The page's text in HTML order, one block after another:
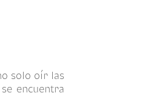
solo oír las
encuentra